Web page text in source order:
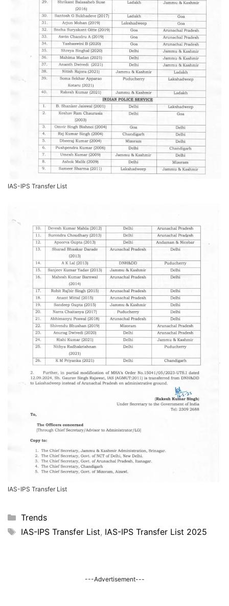
IAS-IPS Transfer List
IAS-IPS Transfer List
Categories
Trends
Tags
IAS-IPS Transfer List, IAS-IPS Transfer List 2025
---Advertisement---